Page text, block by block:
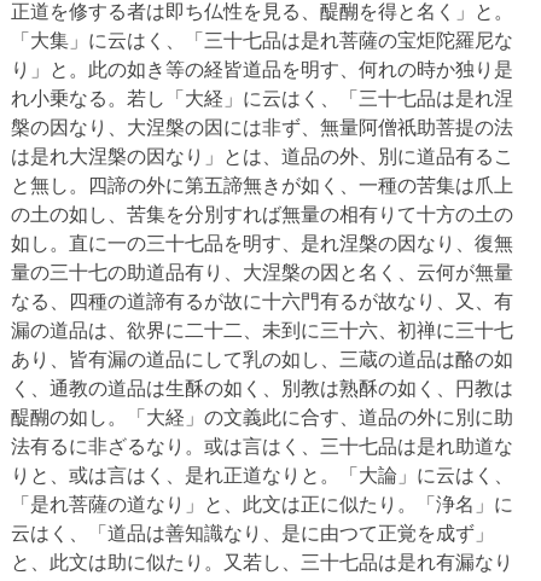
正道を修する者は即ち仏性を見る、醍醐を得と名く」と。
「大集」に云はく、「三十七品は是れ菩薩の宝炬陀羅尼な
り」と。此の如き等の経皆道品を明す、何れの時か独り是
れ小乗なる。若し「大経」に云はく、「三十七品は是れ涅
槃の因なり、大涅槃の因には非ず、無量阿僧祇助菩提の法
は是れ大涅槃の因なり」とは、道品の外、別に道品有るこ
と無し。四諦の外に第五諦無きが如く、一種の苦集は爪上
の土の如し、苦集を分別すれば無量の相有りて十方の土の
如し。直に一の三十七品を明す、是れ涅槃の因なり、復無
量の三十七の助道品有り、大涅槃の因と名く、云何が無量
なる、四種の道諦有るが故に十六門有るが故なり、又、有
漏の道品は、欲界に二十二、未到に三十六、初禅に三十七
あり、皆有漏の道品にして乳の如し、三蔵の道品は酪の如
く、通教の道品は生酥の如く、別教は熟酥の如く、円教は
醍醐の如し。「大経」の文義此に合す、道品の外に別に助
法有るに非ざるなり。或は言はく、三十七品は是れ助道な
りと、或は言はく、是れ正道なりと。「大論」に云はく、
「是れ菩薩の道なり」と、此文は正に似たり。「浄名」に
云はく、「道品は善知識なり、是に由つて正覚を成ず」
と、此文は助に似たり。又若し、三十七品は是れ有漏なり